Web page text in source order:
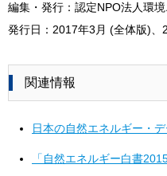
編集・発行：認定NPO法人環
発行日：2017年3月 (全体版)、
関連情報
日本の自然エネルギー・
「自然エネルギー白書2015